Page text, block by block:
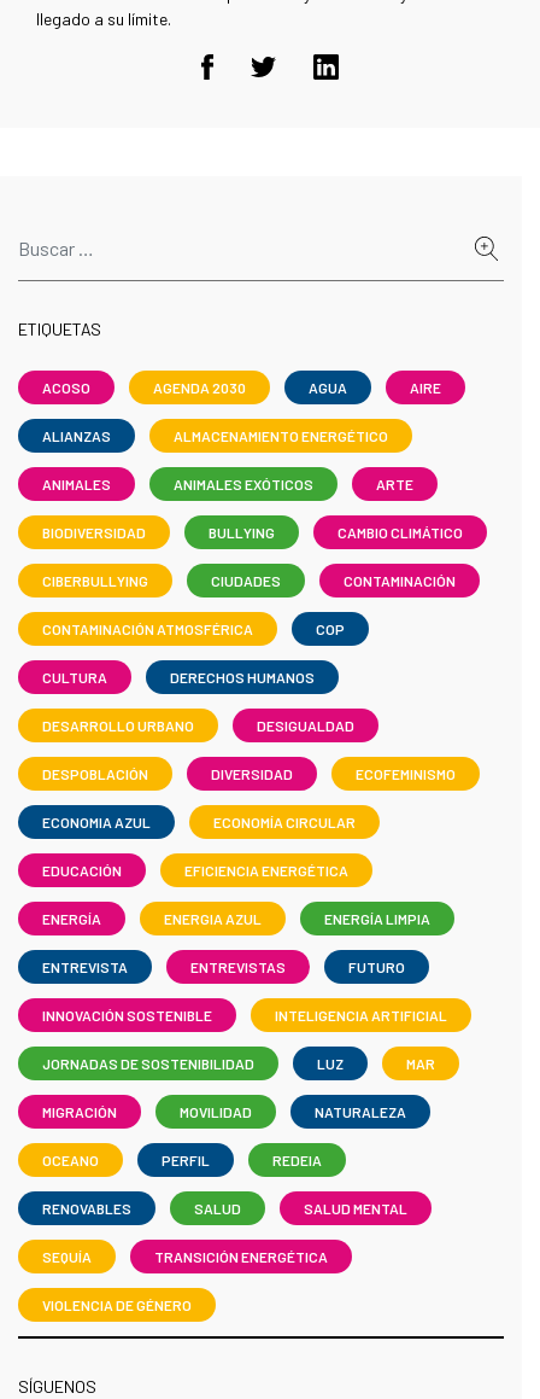
llegado a su límite.
ETIQUETAS
ACOSO AGENDA 2030 AGUA AIRE
ALIANZAS ALMACENAMIENTO ENERGÉTICO
ANIMALES ANIMALES EXÓTICOS ARTE
BIODIVERSIDAD BULLYING CAMBIO CLIMÁTICO
CIBERBULLYING CIUDADES CONTAMINACIÓN
CONTAMINACIÓN ATMOSFÉRICA COP
CULTURA DERECHOS HUMANOS
DESARROLLO URBANO DESIGUALDAD
DESPOBLACIÓN DIVERSIDAD ECOFEMINISMO
ECONOMIA AZUL ECONOMÍA CIRCULAR
EDUCACIÓN EFICIENCIA ENERGÉTICA
ENERGÍA ENERGIA AZUL ENERGÍA LIMPIA
ENTREVISTA ENTREVISTAS FUTURO
INNOVACIÓN SOSTENIBLE INTELIGENCIA ARTIFICIAL
JORNADAS DE SOSTENIBILIDAD LUZ MAR
MIGRACIÓN MOVILIDAD NATURALEZA
OCEANO PERFIL REDEIA
RENOVABLES SALUD SALUD MENTAL
SEQUÍA TRANSICIÓN ENERGÉTICA
VIOLENCIA DE GÉNERO
SÍGUENOS